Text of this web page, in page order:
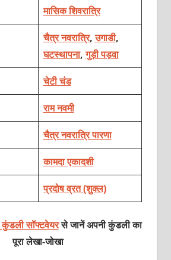
मासिक शिवरात्रि
चैत्र नवरात्रि,उगाडी,
घटस्थापना,गुड़ी पड़वा
चेटी चंड
राम नवमी
चैत्र नवरात्रि पारणा
कामदा एकादशी
प्रदोष व्रत (शुक्ल)
सॉफ्टवेयरसे जानें अपनी कुंडली का
पूरा लेखा-जोखा